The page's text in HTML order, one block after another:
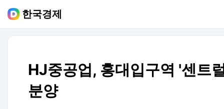
한국경제
HJ중공업, 홍대입구역 '센트
분양